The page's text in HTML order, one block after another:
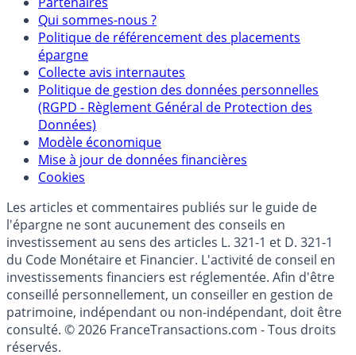
Qui sommes-nous ?
Politique de référencement des placements
épargne
Collecte avis internautes
Politique de gestion des données personnelles
(RGPD - Règlement Général de Protection des
Données)
Modèle économique
Mise à jour de données financières
Cookies
Les articles et commentaires publiés sur le guide de
l'épargne ne sont aucunement des conseils en
investissement au sens des articles L. 321-1 et D. 321-1
du Code Monétaire et Financier. L'activité de conseil en
investissements financiers est réglementée. Afin d'être
conseillé personnellement, un conseiller en gestion de
patrimoine, indépendant ou non-indépendant, doit être
consulté. © 2026 FranceTransactions.com - Tous droits
réservés.